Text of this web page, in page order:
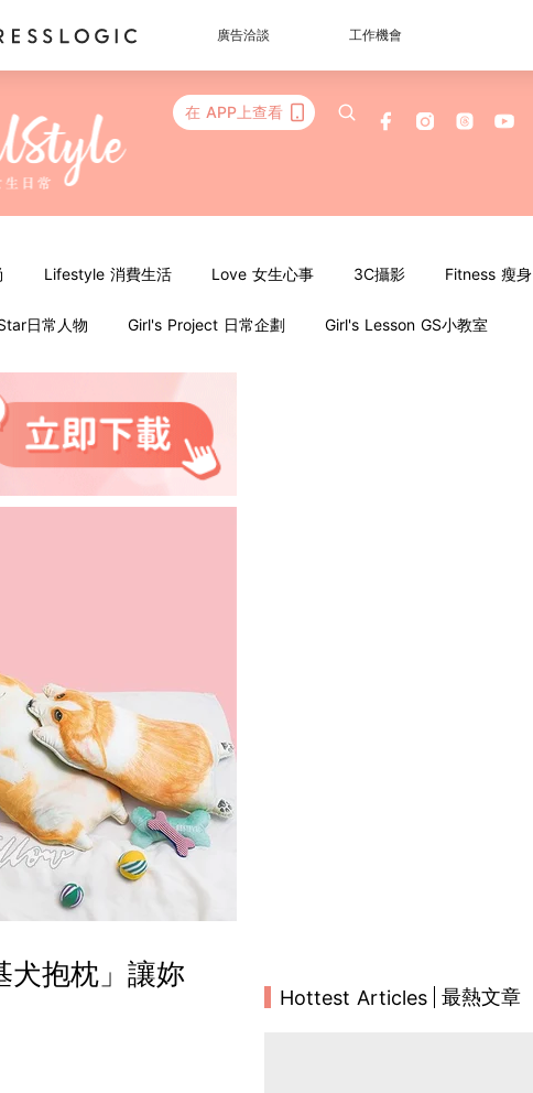
廣告洽談 工作機會
在 APP上查看
Lifestyle 消費生活 Love 女生心事 3C攝影 Fitness 瘦身
日常人物 Girl's Project 日常企劃 Girl's Lesson GS小教室
犬抱枕」讓妳
Hottest Articles 最熱文章